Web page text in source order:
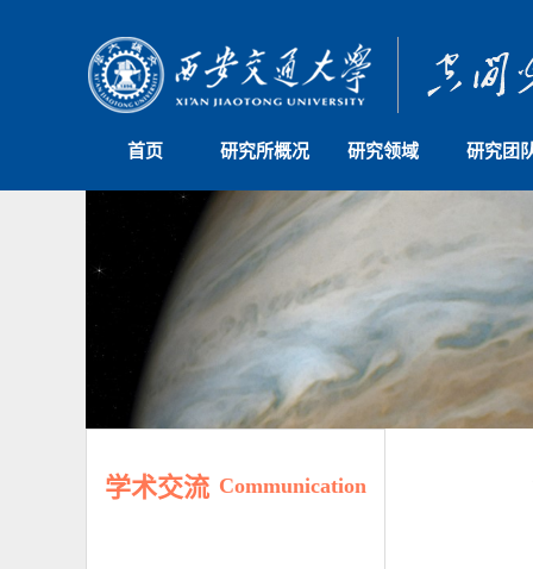
首页 研究所概况 研究领域 研究团
学术交流 Communication